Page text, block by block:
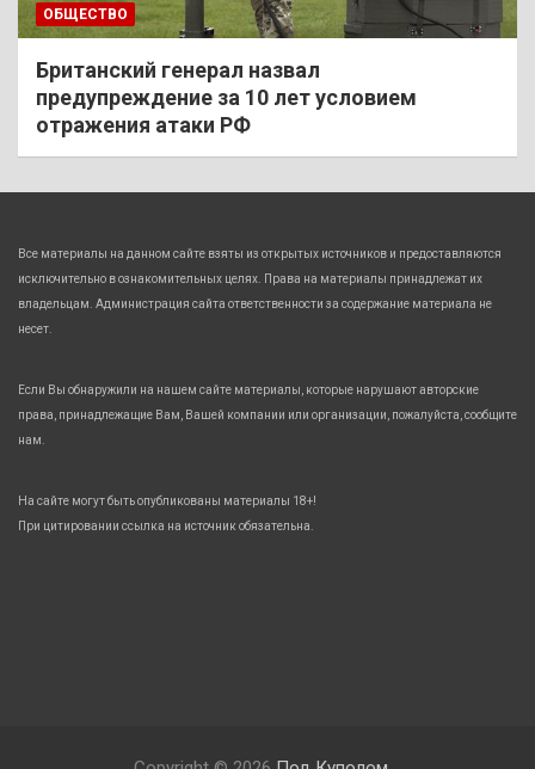
ОБЩЕСТВО
Британский генерал назвал
предупреждение за 10 лет условием
отражения атаки РФ
Все материалы на данном сайте взяты из открытых источников и предоставляются
исключительно в ознакомительных целях. Права на материалы принадлежат их
владельцам. Администрация сайта ответственности за содержание материала не
несет.
Если Вы обнаружили на нашем сайте материалы, которые нарушают авторские
права, принадлежащие Вам, Вашей компании или организации, пожалуйста, сообщите
нам.
На сайте могут быть опубликованы материалы 18+!
При цитировании ссылка на источник обязательна.